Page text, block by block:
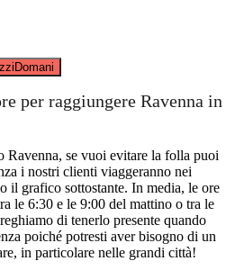
Domani
per raggiungere Ravenna in
Ravenna, se vuoi evitare la folla puoi
i nostri clienti viaggeranno nei
il grafico sottostante. In media, le ore
le 6:30 e le 9:00 del mattino o tra le
di tenerlo presente quando
poiché potresti aver bisogno di un
in particolare nelle grandi città!